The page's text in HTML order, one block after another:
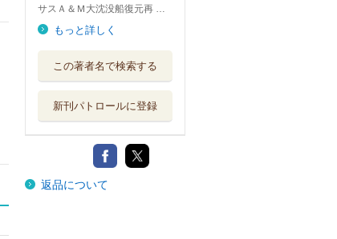
サスＡ＆Ｍ大沈没船復元再 …
もっと詳しく
この著者名で検索する
新刊パトロールに登録
返品について